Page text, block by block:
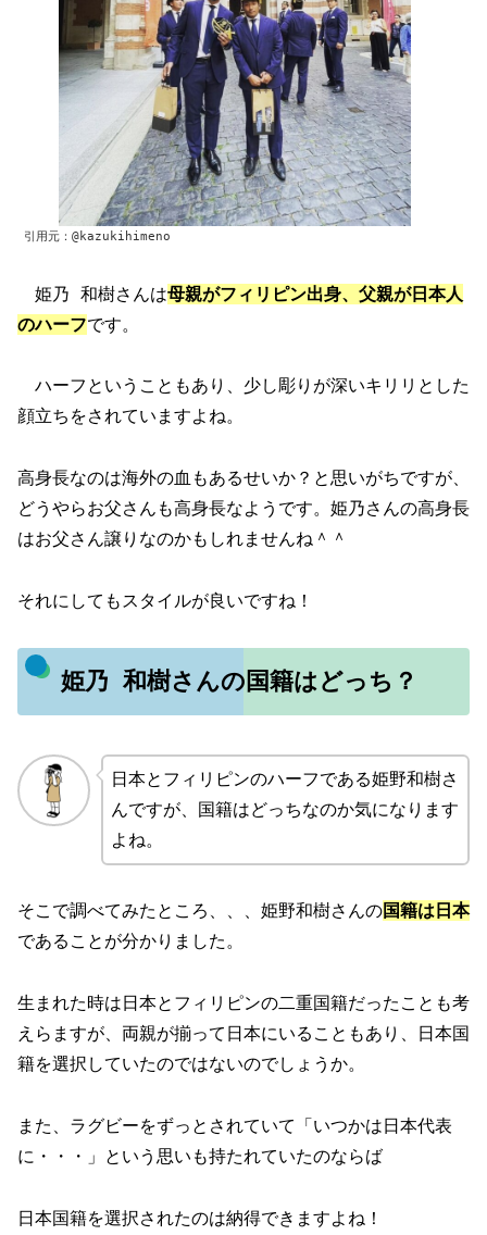
引用元：@kazukihimeno
姫乃 和樹さんは母親がフィリピン出身、父親が日本人
のハーフです。
ハーフということもあり、少し彫りが深いキリリとした
顔立ちをされていますよね。
高身長なのは海外の血もあるせいか？と思いがちですが、
どうやらお父さんも高身長なようです。姫乃さんの高身長
はお父さん譲りなのかもしれませんね＾＾
それにしてもスタイルが良いですね！
姫乃 和樹さんの国籍はどっち？
日本とフィリピンのハーフである姫野和樹さ
んですが、国籍はどっちなのか気になります
よね。
そこで調べてみたところ、、、姫野和樹さんの国籍は日本
であることが分かりました。
生まれた時は日本とフィリピンの二重国籍だったことも考
えらますが、両親が揃って日本にいることもあり、日本国
籍を選択していたのではないのでしょうか。
また、ラグビーをずっとされていて「いつかは日本代表
に・・・」という思いも持たれていたのならば
日本国籍を選択されたのは納得できますよね！